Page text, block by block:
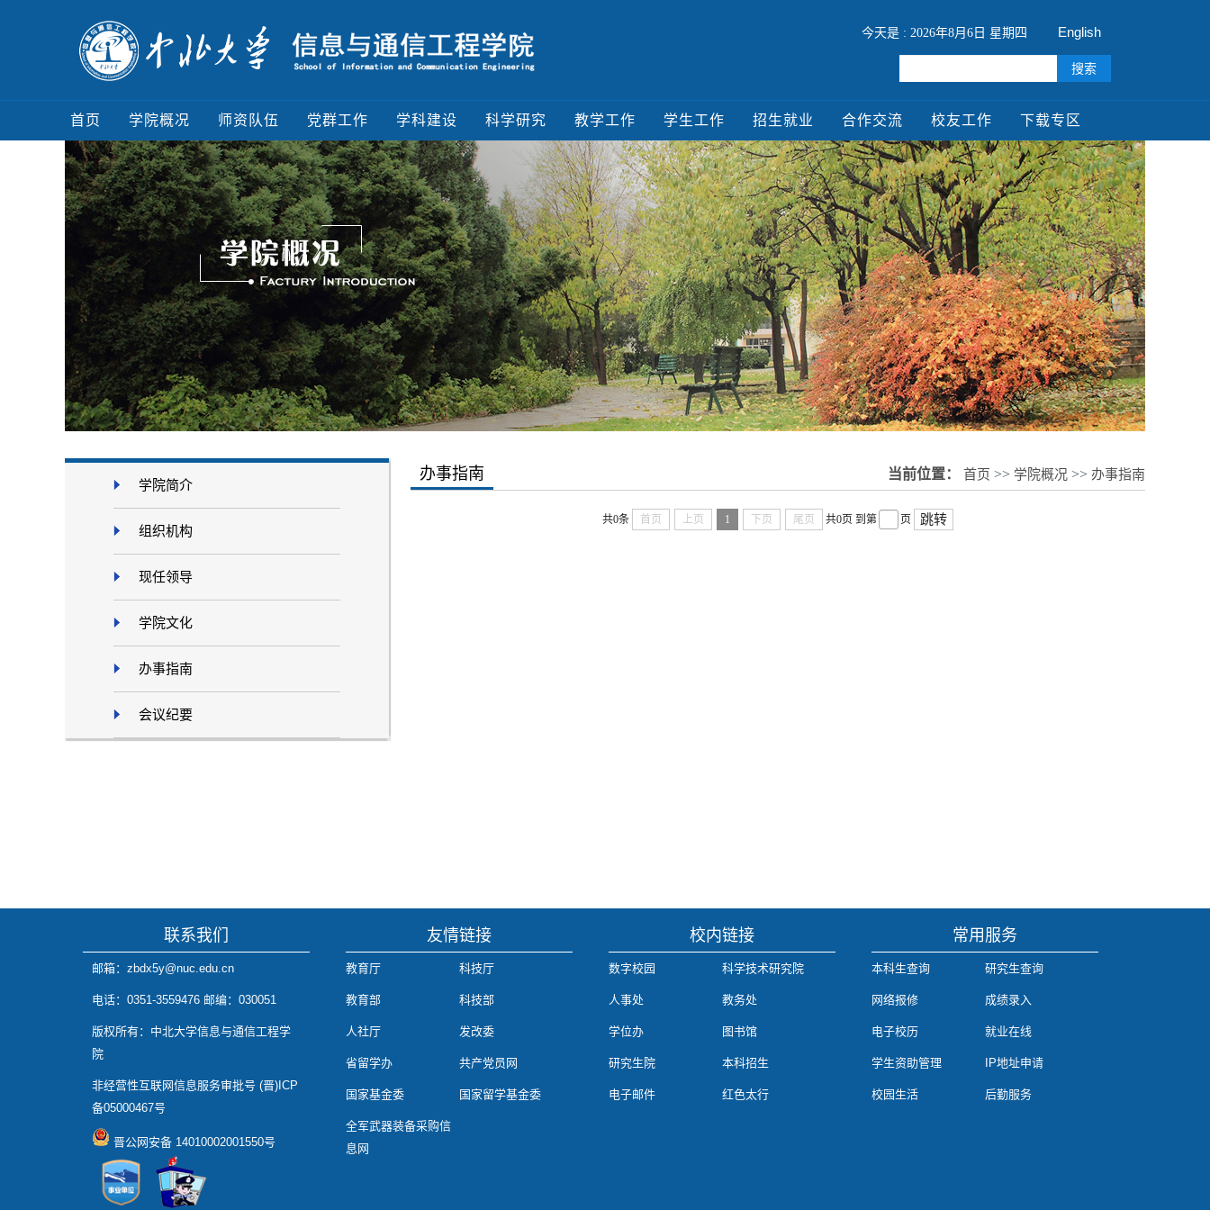
今天是 : 2026年8月6日 星期四 English
首页 学院概况 师资队伍 党群工作 学科建设 科学研究 教学工作 学生工作 招生就业 合作交流 校友工作 下载专区
学院简介
组织机构
现任领导
学院文化
办事指南
会议纪要
办事指南 当前位置： 首页 >> 学院概况 >> 办事指南
共0条 首页 上页 1 下页 尾页 共0页 到第 页 跳转
联系我们
邮箱：zbdx5y@nuc.edu.cn
电话：0351-3559476 邮编：030051
版权所有：中北大学信息与通信工程学
院
非经营性互联网信息服务审批号 (晋)ICP
备05000467号
晋公网安备 14010002001550号
友情链接
教育厅 科技厅
教育部 科技部
人社厅 发改委
省留学办 共产党员网
国家基金委 国家留学基金委
全军武器装备采购信
息网
校内链接
数字校园 科学技术研究院
人事处 教务处
学位办 图书馆
研究生院 本科招生
电子邮件 红色太行
常用服务
本科生查询 研究生查询
网络报修 成绩录入
电子校历 就业在线
学生资助管理 IP地址申请
校园生活 后勤服务